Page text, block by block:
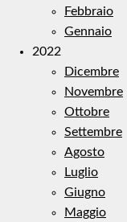
Febbraio
Gennaio
2022
Dicembre
Novembre
Ottobre
Settembre
Agosto
Luglio
Giugno
Maggio